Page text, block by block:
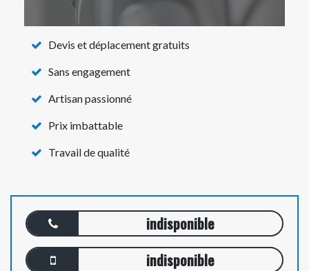
Devis et déplacement gratuits
Sans engagement
Artisan passionné
Prix imbattable
Travail de qualité
indisponible
indisponible